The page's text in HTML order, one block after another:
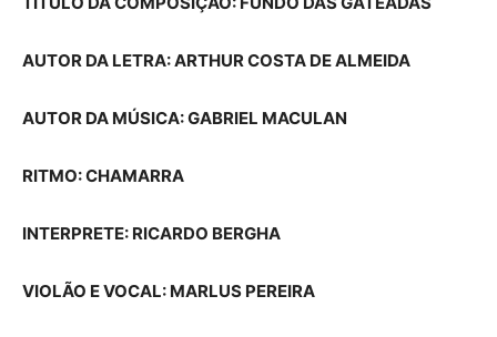
AUTOR DA LETRA: ARTHUR COSTA DE ALMEIDA
AUTOR DA MÚSICA: GABRIEL MACULAN
RITMO: CHAMARRA
INTERPRETE: RICARDO BERGHA
VIOLÃO E VOCAL: MARLUS PEREIRA